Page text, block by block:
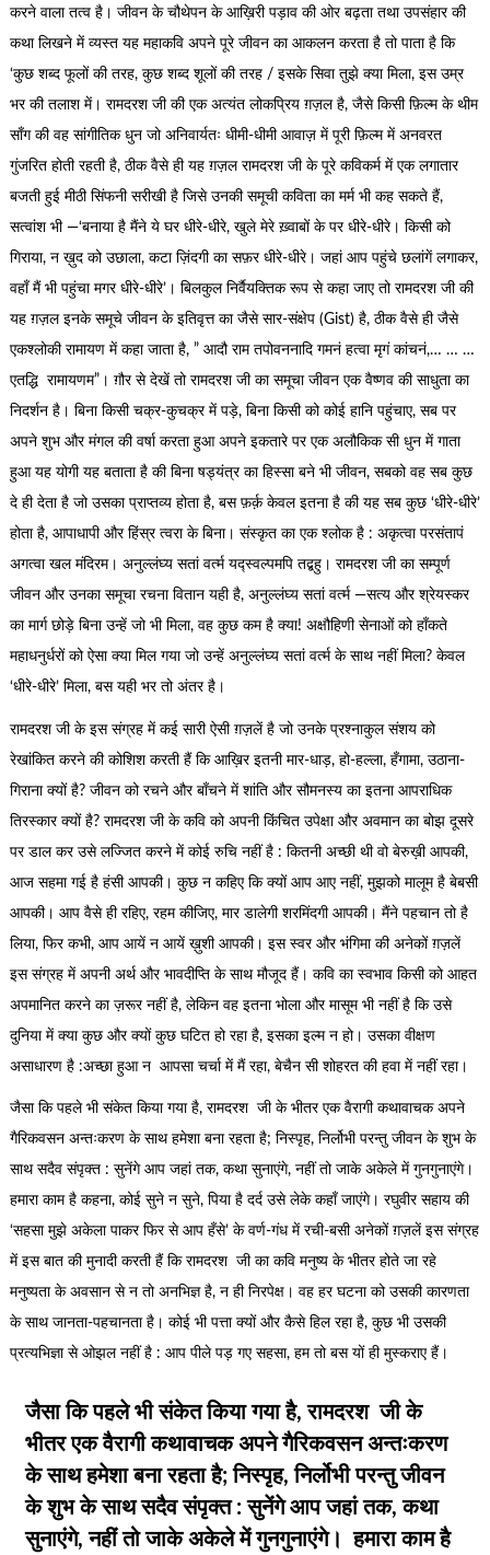
करने वाला तत्व है। जीवन के चौथेपन के आख़िरी पड़ाव की ओर बढ़ता तथा उपसंहार की
कथा लिखने में व्यस्त यह महाकवि अपने पूरे जीवन का आकलन करता है तो पाता है कि
‘कुछ शब्द फूलों की तरह, कुछ शब्द शूलों की तरह / इसके सिवा तुझे क्या मिला, इस उम्र
भर की तलाश में। रामदरश जी की एक अत्यंत लोकप्रिय ग़ज़ल है, जैसे किसी फ़िल्म के थीम
साँग की वह सांगीतिक धुन जो अनिवार्यतः धीमी-धीमी आवाज़ में पूरी फ़िल्म में अनवरत
गुंजरित होती रहती है, ठीक वैसे ही यह ग़ज़ल रामदरश जी के पूरे कविकर्म में एक लगातार
बजती हुई मीठी सिंफनी सरीखी है जिसे उनकी समूची कविता का मर्म भी कह सकते हैं,
सत्वांश भी —‘बनाया है मैंने ये घर धीरे-धीरे, खुले मेरे ख़्वाबों के पर धीरे-धीरे। किसी को
गिराया, न ख़ुद को उछाला, कटा ज़िंदगी का सफ़र धीरे-धीरे। जहां आप पहुंचे छलांगें लगाकर,
वहाँ मैं भी पहुंचा मगर धीरे-धीरे’। बिलकुल निर्वैयक्तिक रूप से कहा जाए तो रामदरश जी की
यह ग़ज़ल इनके समूचे जीवन के इतिवृत्त का जैसे सार-संक्षेप (Gist) है, ठीक वैसे ही जैसे
एकश्लोकी रामायण में कहा जाता है, ” आदौ राम तपोवननादि गमनं हत्वा मृगं कांचनं,… … …
एतद्धि रामायणम”। ग़ौर से देखें तो रामदरश जी का समूचा जीवन एक वैष्णव की साधुता का
निदर्शन है। बिना किसी चक्र-कुचक्र में पड़े, बिना किसी को कोई हानि पहुंचाए, सब पर
अपने शुभ और मंगल की वर्षा करता हुआ अपने इकतारे पर एक अलौकिक सी धुन में गाता
हुआ यह योगी यह बताता है की बिना षड्यंत्र का हिस्सा बने भी जीवन, सबको वह सब कुछ
दे ही देता है जो उसका प्राप्तव्य होता है, बस फ़र्क़ केवल इतना है की यह सब कुछ ‘धीरे-धीरे’
होता है, आपाधापी और हिंस्र त्वरा के बिना। संस्कृत का एक श्लोक है : अकृत्वा परसंतापं
अगत्वा खल मंदिरम। अनुल्लंघ्य सतां वर्त्म यद्स्वल्पमपि तद्बहु। रामदरश जी का सम्पूर्ण
जीवन और उनका समूचा रचना वितान यही है, अनुल्लंघ्य सतां वर्त्म —सत्य और श्रेयस्कर
का मार्ग छोड़े बिना उन्हें जो भी मिला, वह कुछ कम है क्या! अक्षौहिणी सेनाओं को हाँकते
महाधनुर्धरों को ऐसा क्या मिल गया जो उन्हें अनुल्लंघ्य सतां वर्त्म के साथ नहीं मिला? केवल
‘धीरे-धीरे’ मिला, बस यही भर तो अंतर है।
रामदरश जी के इस संग्रह में कई सारी ऐसी ग़ज़लें है जो उनके प्रश्नाकुल संशय को
रेखांकित करने की कोशिश करती हैं कि आख़िर इतनी मार-धाड़, हो-हल्ला, हँगामा, उठाना-
गिराना क्यों है? जीवन को रचने और बाँचने में शांति और सौमनस्य का इतना आपराधिक
तिरस्कार क्यों है? रामदरश जी के कवि को अपनी किंचित उपेक्षा और अवमान का बोझ दूसरे
पर डाल कर उसे लज्जित करने में कोई रुचि नहीं है : कितनी अच्छी थी वो बेरुख़ी आपकी,
आज सहमा गई है हंसी आपकी। कुछ न कहिए कि क्यों आप आए नहीं, मुझको मालूम है बेबसी
आपकी। आप वैसे ही रहिए, रहम कीजिए, मार डालेगी शरमिंदगी आपकी। मैंने पहचान तो है
लिया, फिर कभी, आप आयें न आयें ख़ुशी आपकी। इस स्वर और भंगिमा की अनेकों ग़ज़लें
इस संग्रह में अपनी अर्थ और भावदीप्ति के साथ मौजूद हैं। कवि का स्वभाव किसी को आहत
अपमानित करने का ज़रूर नहीं है, लेकिन वह इतना भोला और मासूम भी नहीं है कि उसे
दुनिया में क्या कुछ और क्यों कुछ घटित हो रहा है, इसका इल्म न हो। उसका वीक्षण
असाधारण है :अच्छा हुआ न आपसा चर्चा में मैं रहा, बेचैन सी शोहरत की हवा में नहीं रहा।
जैसा कि पहले भी संकेत किया गया है, रामदरश जी के भीतर एक वैरागी कथावाचक अपने
गैरिकवसन अन्तःकरण के साथ हमेशा बना रहता है; निस्पृह, निर्लोभी परन्तु जीवन के शुभ के
साथ सदैव संपृक्त : सुनेंगे आप जहां तक, कथा सुनाएंगे, नहीं तो जाके अकेले में गुनगुनाएंगे।
हमारा काम है कहना, कोई सुने न सुने, पिया है दर्द उसे लेके कहाँ जाएंगे। रघुवीर सहाय की
‘सहसा मुझे अकेला पाकर फिर से आप हँसे’ के वर्ण-गंध में रची-बसी अनेकों ग़ज़लें इस संग्रह
में इस बात की मुनादी करती हैं कि रामदरश जी का कवि मनुष्य के भीतर होते जा रहे
मनुष्यता के अवसान से न तो अनभिज्ञ है, न ही निरपेक्ष। वह हर घटना को उसकी कारणता
के साथ जानता-पहचानता है। कोई भी पत्ता क्यों और कैसे हिल रहा है, कुछ भी उसकी
प्रत्यभिज्ञा से ओझल नहीं है : आप पीले पड़ गए सहसा, हम तो बस यों ही मुस्कराए हैं।
जैसा कि पहले भी संकेत किया गया है, रामदरश जी के
भीतर एक वैरागी कथावाचक अपने गैरिकवसन अन्तःकरण
के साथ हमेशा बना रहता है; निस्पृह, निर्लोभी परन्तु जीवन
के शुभ के साथ सदैव संपृक्त : सुनेंगे आप जहां तक, कथा
सुनाएंगे, नहीं तो जाके अकेले में गुनगुनाएंगे। हमारा काम है